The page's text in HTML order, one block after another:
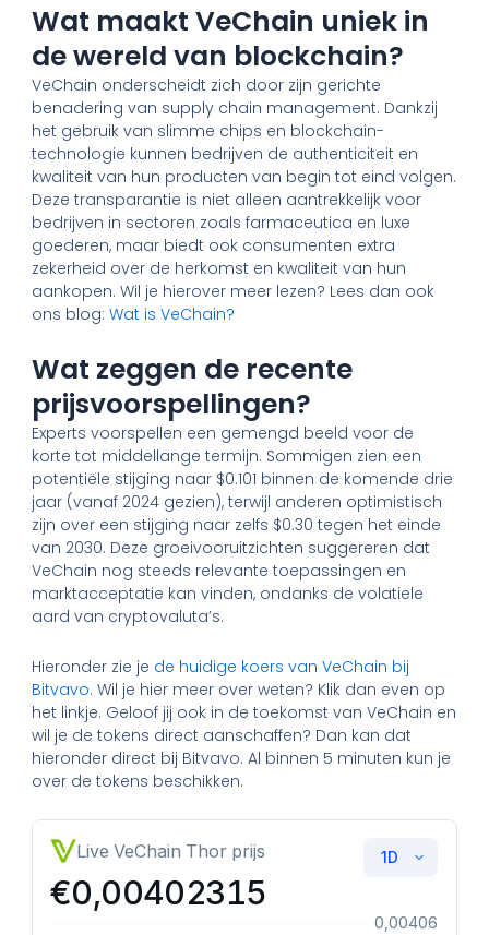
Wat maakt VeChain uniek in
de wereld van blockchain?
VeChain onderscheidt zich door zijn gerichte
benadering van supply chain management. Dankzij
het gebruik van slimme chips en blockchain-
technologie kunnen bedrijven de authenticiteit en
kwaliteit van hun producten van begin tot eind volgen.
Deze transparantie is niet alleen aantrekkelijk voor
bedrijven in sectoren zoals farmaceutica en luxe
goederen, maar biedt ook consumenten extra
zekerheid over de herkomst en kwaliteit van hun
aankopen. Wil je hierover meer lezen? Lees dan ook
ons blog:Wat is VeChain?
Wat zeggen de recente
prijsvoorspellingen?
Experts voorspellen een gemengd beeld voor de
korte tot middellange termijn. Sommigen zien een
potentiële stijging naar $0.101 binnen de komende drie
jaar (vanaf 2024 gezien), terwijl anderen optimistisch
zijn over een stijging naar zelfs $0.30 tegen het einde
van 2030. Deze groeivooruitzichten suggereren dat
VeChain nog steeds relevante toepassingen en
marktacceptatie kan vinden, ondanks de volatiele
aard van cryptovaluta’s.
Hieronder zie je de huidige koers van VeChain bij
Bitvavo. Wil je hier meer over weten? Klik dan even op
het linkje. Geloof jij ook in de toekomst van VeChain en
wil je de tokens direct aanschaffen? Dan kan dat
hieronder direct bij Bitvavo. Al binnen 5 minuten kun je
over de tokens beschikken.